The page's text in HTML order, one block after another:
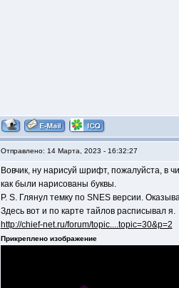
Отправлено: 14 Марта, 2023 - 16:32:27
Вовчик, ну нарисуй шрифт, пожалуйста, в
как были нарисованы буквы.
P. S. Глянул темку по SNES версии.
Здесь вот и по карте тайлов расписывал я.
http://chief-net.ru/forum/topic....topic=30&p=2
Прикреплено изображение